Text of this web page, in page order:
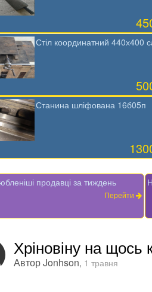
Стіл координатний 440х400
Станина шліфована 16б05п
продавці за тиждень
Перейти
Хріновіну на щось
АвторJonhson, 1 травня